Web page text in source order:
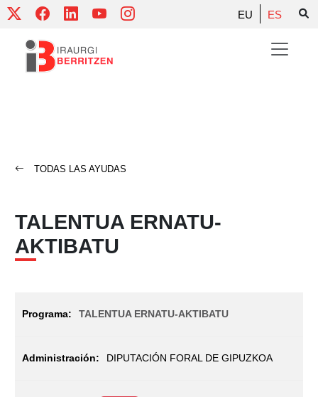
Skip
content
EU ES
TODAS LAS AYUDAS
TALENTUA ERNATU-
AKTIBATU
TALENTUA ERNATU-AKTIBATU
DIPUTACIÓN FORAL DE GIPUZKOA